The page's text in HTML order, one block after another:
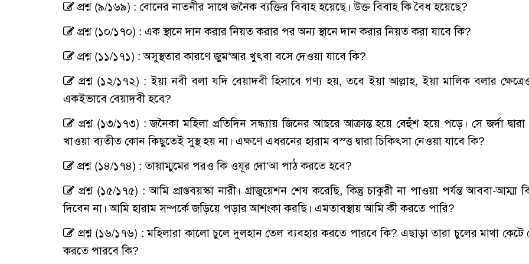
প্রশ্ন (৯/১৬৯) : বোনের নাতনীর সাথে জনৈক ব্যক্তির বিবাহ হয়েছে। উক্ত বিবাহ কি বৈধ হয়েছে?
প্রশ্ন (১০/১৭০) : এক স্থানে দান করার নিয়ত করার পর অন্য স্থানে দান করার নিয়ত করা যাবে কি?
প্রশ্ন (১১/১৭১) : অসুস্থতার কারণে জুম‘আর খুৎবা বসে দেওয়া যাবে কি?
প্রশ্ন (১২/১৭২) : ইয়া নবী বলা যদি বেয়াদবী হিসাবে গণ্য হয়, তবে ইয়া আল্লাহ, ইয়া মালিক বলার
একইভাবে বেয়াদবী হবে?
প্রশ্ন (১৩/১৭৩) : জনৈকা মহিলা প্রতিদিন সন্ধ্যায় জিনের আছরে আক্রান্ত হয়ে বেহুঁশ হয়ে পড়ে। সে জর্দা
খাওয়া ব্যতীত কোন কিছুতেই সুস্থ হয় না। এক্ষণে এধরনের হারাম বস্ত্ত দ্বারা চিকিৎসা নেওয়া যাবে কি?
প্রশ্ন (১৪/১৭৪) : তায়াম্মুমের পরও কি ওযূর দো‘আ পাঠ করতে হবে?
প্রশ্ন (১৫/১৭৫) : আমি প্রাপ্তবয়স্কা নারী। গ্রাজুয়েশন শেষ করেছি, কিন্তু চাকুরী না পাওয়া পর্যন্ত আববা-আম্মা
দিবেন না। আমি হারাম সম্পর্কে জড়িয়ে পড়ার আশংকা করছি। এমতাবস্থায় আমি কী করতে পারি?
প্রশ্ন (১৬/১৭৬) : মহিলারা কালো চুলে দুলহান তেল ব্যবহার করতে পারবে কি? এছাড়া তারা চুলের মাথা কেটে
করতে পারবে কি?